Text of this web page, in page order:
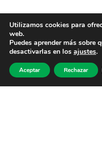
Utilizamos cookies para
web.
Puedes aprender más sobre
desactivarlas en los ajustes.
Aceptar Rechazar